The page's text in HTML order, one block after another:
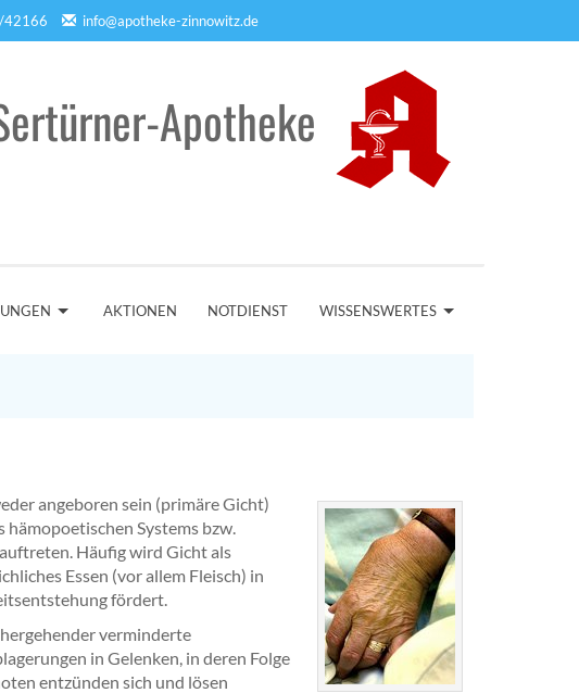
info@apotheke-zinnowitz.de
Apotheke
AKTIONEN NOTDIENST WISSENSWERTES
angeboren sein (primäre Gicht)
Systems bzw.
Häufig wird Gicht als
Essen (vor allem Fleisch) in
fördert.
verminderte
in Gelenken, in deren Folge
entzünden sich und lösen